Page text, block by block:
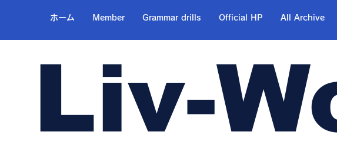
ホーム Member Grammar drills Official HP All Archive
Liv-